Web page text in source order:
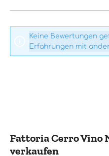
Keine Bewertungen
Erfahrungen mit
Fattoria Cerro Vino
verkaufen